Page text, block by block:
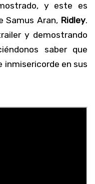
y este es
Samus Aran, Ridley.
y demostrando
saber que
inmisericorde en sus